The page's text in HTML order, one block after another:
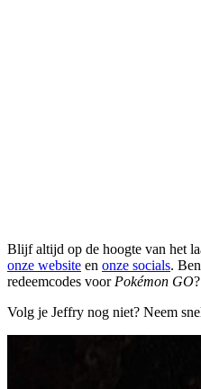
Blijf altijd op de hoogte van het
onze website en onze socials.
redeemcodes voor Pokémon GO
Volg je Jeffry nog niet? Neem